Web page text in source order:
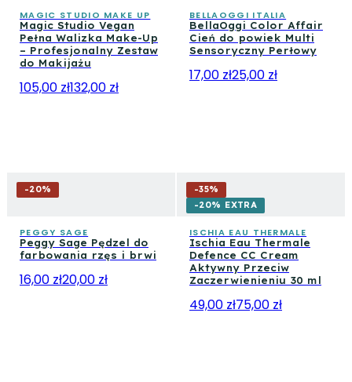
MAGIC STUDIO MAKE UP
Magic Studio Vegan
Pełna Walizka Make-Up
– Profesjonalny Zestaw
do Makijażu
105,00 zł132,00 zł
BELLAOGGI ITALIA
BellaOggi Color Affair
Cień do powiek Multi
Sensoryczny Perłowy
17,00 zł25,00 zł
-20%
PEGGY SAGE
Peggy Sage Pędzel do
farbowania rzęs i brwi
16,00 zł20,00 zł
-35%
-20% EXTRA
ISCHIA EAU THERMALE
Ischia Eau Thermale
Defence CC Cream
Aktywny Przeciw
Zaczerwienieniu 30 ml
49,00 zł75,00 zł